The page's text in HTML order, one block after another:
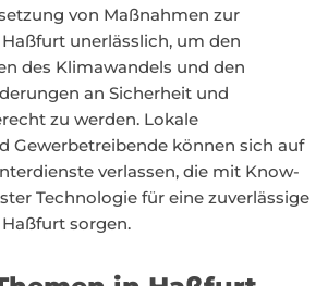
von Maßnahmen zur
unerlässlich, um den
des Klimawandels und den
an Sicherheit und
zu werden. Lokale
Gewerbetreibende können sich auf
verlassen, die mit Know-
Technologie für eine zuverlässige
sorgen.